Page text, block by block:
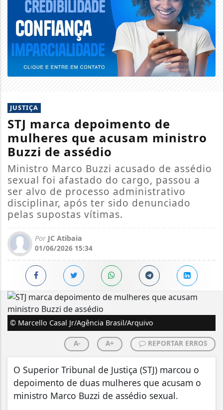
JUSTIÇA
STJ marca depoimento de
mulheres que acusam ministro
Buzzi de assédio
Ministro Marco Buzzi acusado de assédio
sexual foi afastado do cargo, passou a
ser alvo de processo administrativo
disciplinar, após ter sido denunciado
pelas supostas vítimas.
Por JC Atibaia
01/06/2026 15:34
© Marcello Casal Jr/Agência Brasil/Arquivo
A- A+ REPORTAR ERROS
O Superior Tribunal de Justiça (STJ) marcou o
depoimento de duas mulheres que acusam o
ministro Marco Buzzi de assédio sexual.